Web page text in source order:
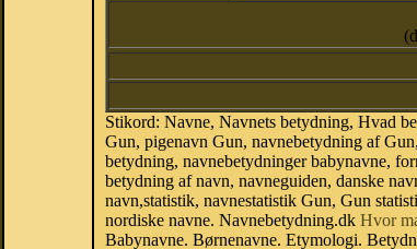
Stikord: Navne, Navnets betydning, Hvad
Gun, pigenavn Gun, navnebetydning af
betydning, navnebetydninger babynavne,
betydning af navn, navneguiden, danske
navn,statistik, navnestatistik Gun, Gun
nordiske navne. Navnebetydning.dk Hvor
Babynavne. Børnenavne. Etymologi.